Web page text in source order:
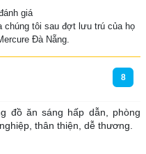
giá
tôi sau đợt lưu trú của họ
Đà Nẵng.
8
đồ ăn sáng hấp dẫn, phòng